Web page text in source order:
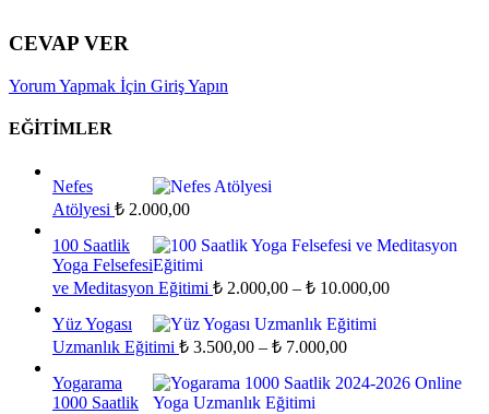
CEVAP VER
Yorum Yapmak İçin Giriş Yapın
EĞITIMLER
Nefes
Atölyesi ₺ 2.000,00
100 Saatlik
Yoga Felsefesi
ve Meditasyon Eğitimi ₺ 2.000,00 – ₺ 10.000,00Fiyat
Yüz Yogası
Uzmanlık Eğitimi ₺ 3.500,00 – ₺ 7.000,00Fiyat
₺ 3.500,00
Yogarama
1000 Saatlik